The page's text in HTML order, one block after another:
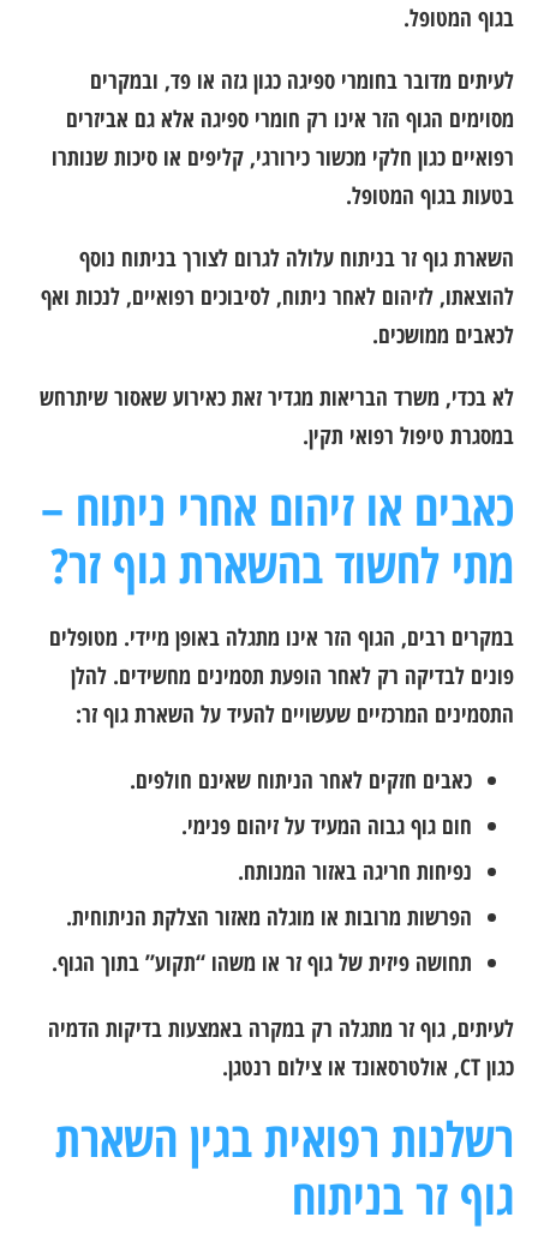
בגוף המטופל.
לעיתים מדובר בחומרי ספיגה כגון גזה או פד, ובמקרים
מסוימים הגוף הזר אינו רק חומרי ספיגה אלא גם אביזרים
רפואיים כגון חלקי מכשור כירורגי, קליפים או סיכות שנותרו
בטעות בגוף המטופל.
השארת גוף זר בניתוח עלולה לגרום לצורך בניתוח נוסף
להוצאתו, לזיהום לאחר ניתוח, לסיבוכים רפואיים, לנכות ואף
לכאבים ממושכים.
לא בכדי, משרד הבריאות מגדיר זאת כאירוע שאסור שיתרחש
במסגרת טיפול רפואי תקין.
כאבים או זיהום אחרי ניתוח –
מתי לחשוד בהשארת גוף זר?
במקרים רבים, הגוף הזר אינו מתגלה באופן מיידי. מטופלים
פונים לבדיקה רק לאחר הופעת תסמינים מחשידים. להלן
התסמינים המרכזיים שעשויים להעיד על השארת גוף זר:
כאבים חזקים לאחר הניתוח שאינם חולפים.
חום גוף גבוה המעיד על זיהום פנימי.
נפיחות חריגה באזור המנותח.
הפרשות מרובות או מוגלה מאזור הצלקת הניתוחית.
תחושה פיזית של גוף זר או משהו “תקוע” בתוך הגוף.
לעיתים, גוף זר מתגלה רק במקרה באמצעות בדיקות הדמיה
כגון CT, אולטרסאונד או צילום רנטגן.
רשלנות רפואית בגין השארת
גוף זר בניתוח